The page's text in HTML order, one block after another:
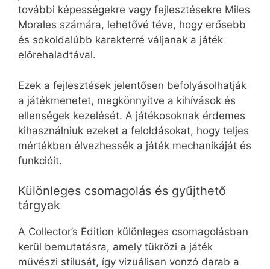
további képességekre vagy fejlesztésekre Miles
Morales számára, lehetővé téve, hogy erősebb
és sokoldalúbb karakterré váljanak a játék
előrehaladtával.
Ezek a fejlesztések jelentősen befolyásolhatják
a játékmenetet, megkönnyítve a kihívások és
ellenségek kezelését. A játékosoknak érdemes
kihasználniuk ezeket a feloldásokat, hogy teljes
mértékben élvezhessék a játék mechanikáját és
funkcióit.
Különleges csomagolás és gyűjthető
tárgyak
A Collector’s Edition különleges csomagolásban
kerül bemutatásra, amely tükrözi a játék
művészi stílusát, így vizuálisan vonzó darab a